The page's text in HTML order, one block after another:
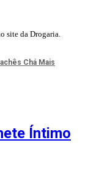
site da Drogaria.
Chá Mais
Íntimo